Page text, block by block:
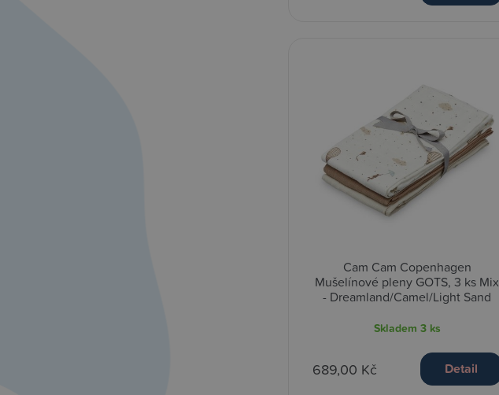
Cam Cam Copenhagen
Mušelínové pleny GOTS, 3 ks Mix
- Dreamland/Camel/Light Sand
Skladem 3 ks
689,00 Kč Detail